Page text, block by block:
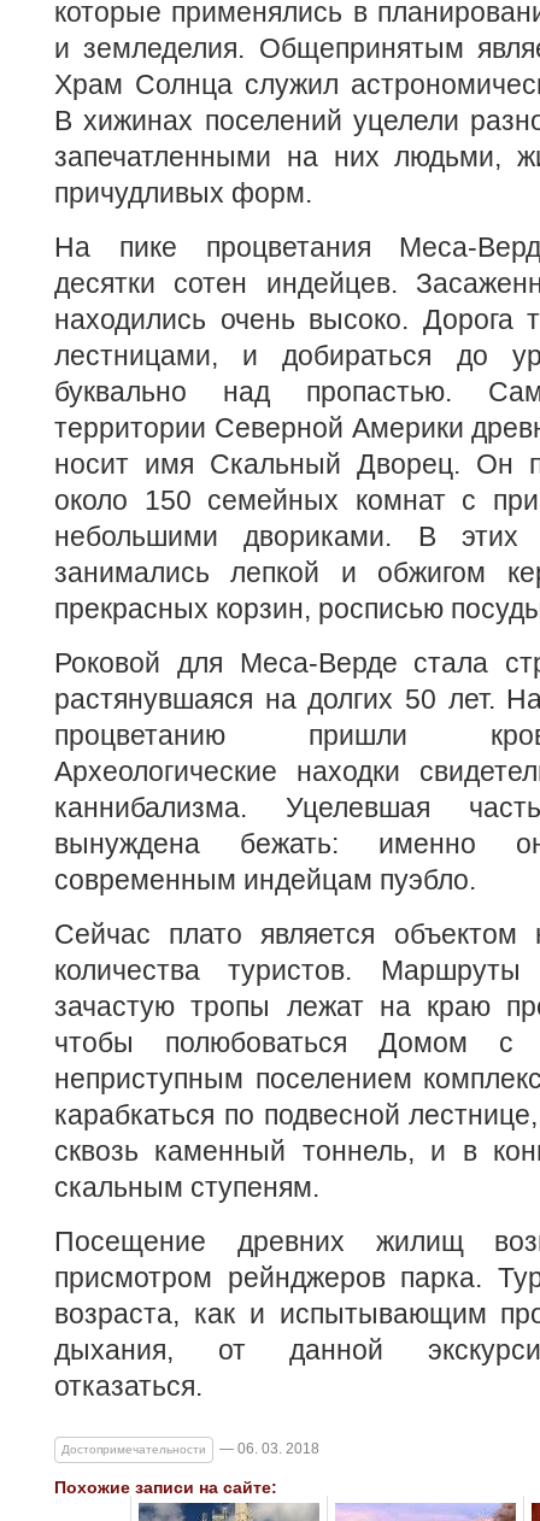
которые применялись в
и земледелия. Общепринятым
Храм Солнца служил
В хижинах поселений уцелели
запечатленными на них людьми,
причудливых форм.
На пике процветания Меса-
десятки сотен индейцев.
находились очень высоко. Дорога
лестницами, и добираться до
буквально над пропастью.
территории Северной Америки
носит имя Скальный Дворец. Он
около 150 семейных комнат с
небольшими двориками. В этих
занимались лепкой и обжигом
прекрасных корзин, росписью
Роковой для Меса-Верде стала
растянувшаяся на долгих 50 лет.
процветанию пришли
Археологические находки
каннибализма. Уцелевшая
вынуждена бежать: именно
современным индейцам пуэбло.
Сейчас плато является объектом
количества туристов.
зачастую тропы лежат на краю
чтобы полюбоваться Домом с
неприступным поселением
карабкаться по подвесной
сквозь каменный тоннель, и в
скальным ступеням.
Посещение древних жилищ
присмотром рейнджеров парка.
возраста, как и испытывающим
дыхания, от данной
отказаться.
Достопримечательности — 06. 03. 2018
Похожие записи на сайте: